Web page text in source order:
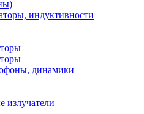
индуктивности
динамики
излучатели